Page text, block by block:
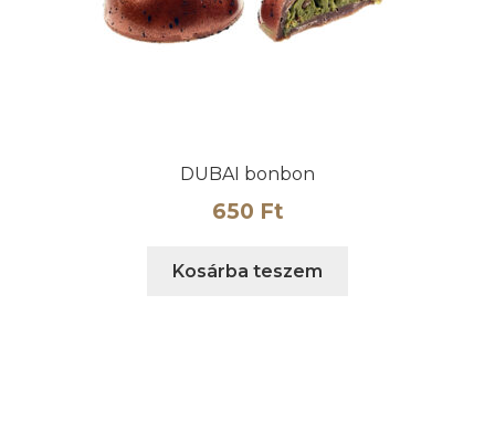
DUBAI bonbon
650 Ft
Kosárba teszem